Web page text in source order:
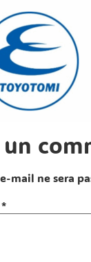
un
mail ne sera
*